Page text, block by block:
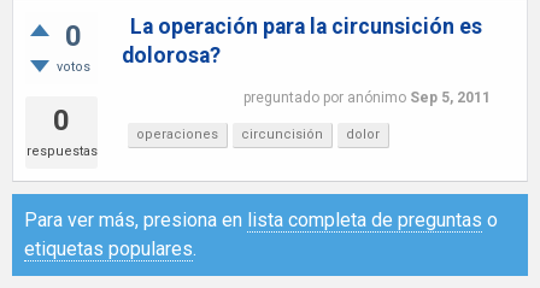
0
votos
0
respuestas
La operación para la circunsición es
dolorosa?
preguntado por anónimo Sep 5, 2011
operaciones circuncisión dolor
Para ver más, presiona en lista completa de preguntas o
etiquetas populares.